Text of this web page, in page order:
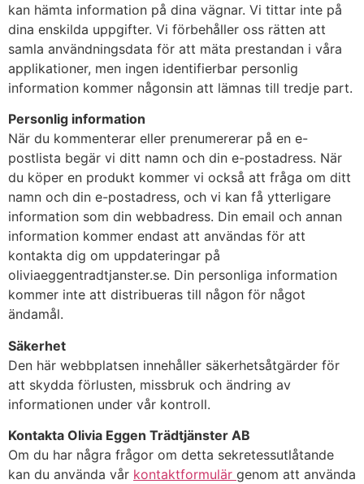
kan hämta information på dina vägnar. Vi tittar inte på
dina enskilda uppgifter. Vi förbehåller oss rätten att
samla användningsdata för att mäta prestandan i våra
applikationer, men ingen identifierbar personlig
information kommer någonsin att lämnas till tredje part.
Personlig information
När du kommenterar eller prenumererar på en e-
postlista begär vi ditt namn och din e-postadress. När
du köper en produkt kommer vi också att fråga om ditt
namn och din e-postadress, och vi kan få ytterligare
information som din webbadress. Din email och annan
information kommer endast att användas för att
kontakta dig om uppdateringar på
oliviaeggentradtjanster.se. Din personliga information
kommer inte att distribueras till någon för något
ändamål.
Säkerhet
Den här webbplatsen innehåller säkerhetsåtgärder för
att skydda förlusten, missbruk och ändring av
informationen under vår kontroll.
Kontakta Olivia Eggen Trädtjänster AB
Om du har några frågor om detta sekretessutlåtande
kan du använda vår kontaktformulär genom att använda